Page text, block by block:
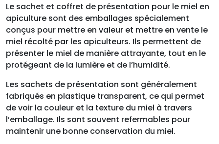
Le sachet et coffret de présentation pour le miel en
apiculture sont des emballages spécialement
conçus pour mettre en valeur et mettre en vente le
miel récolté par les apiculteurs. Ils permettent de
présenter le miel de manière attrayante, tout en le
protégeant de la lumière et de l’humidité.
Les sachets de présentation sont généralement
fabriqués en plastique transparent, ce qui permet
de voir la couleur et la texture du miel à travers
l’emballage. Ils sont souvent refermables pour
maintenir une bonne conservation du miel.